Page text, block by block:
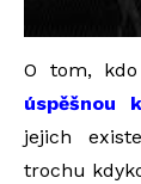
O tom,
úspěšnou
jejich
trochu